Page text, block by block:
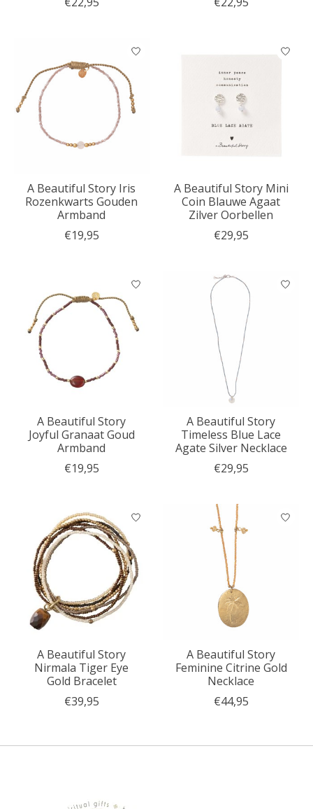
A Beautiful Story Iris
Rozenkwarts Gouden
Armband
€19,95
A Beautiful Story Mini
Coin Blauwe Agaat
Zilver Oorbellen
€29,95
A Beautiful Story
Joyful Granaat Goud
Armband
€19,95
A Beautiful Story
Timeless Blue Lace
Agate Silver Necklace
€29,95
A Beautiful Story
Nirmala Tiger Eye
Gold Bracelet
€39,95
A Beautiful Story
Feminine Citrine Gold
Necklace
€44,95